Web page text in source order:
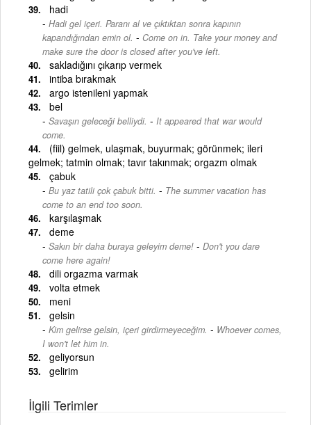
hadi
Hadi gel içeri. Paranı al ve çıktıktan sonra kapının
kapandığından emin ol. - Come on in. Take your money and
make sure the door is closed after you've left.
sakladığını çıkarıp vermek
intiba bırakmak
argo istenileni yapmak
bel
Savaşın geleceği belliydi. - It appeared that war would
come.
(fiil) gelmek, ulaşmak, buyurmak; görünmek; ileri
gelmek; tatmin olmak; tavır takınmak; orgazm olmak
çabuk
Bu yaz tatili çok çabuk bitti. - The summer vacation has
come to an end too soon.
karşılaşmak
deme
Sakın bir daha buraya geleyim deme! - Don't you dare
come here again!
dili orgazma varmak
volta etmek
meni
gelsin
Kim gelirse gelsin, içeri girdirmeyeceğim. - Whoever comes,
I won't let him in.
geliyorsun
gelirim
İlgili Terimler